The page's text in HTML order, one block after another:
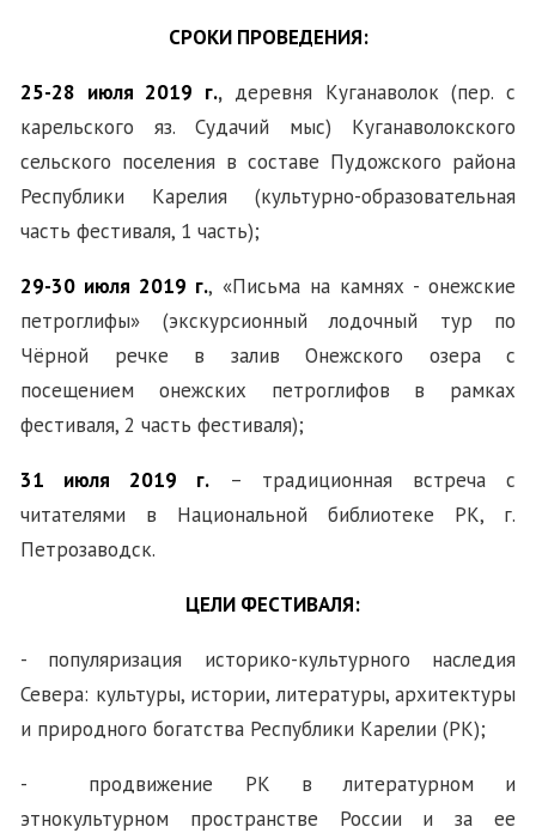
СРОКИ ПРОВЕДЕНИЯ:
25-28 июля 2019 г.,деревня Куганаволок (пер. с
карельского яз. Судачий мыс) Куганаволокского
сельского поселения в составе Пудожского района
Республики Карелия (культурно-образовательная
часть фестиваля, 1 часть);
29-30 июля 2019 г., «Письма на камнях - онежские
петроглифы» (экскурсионный лодочный тур по
Чёрной речке в залив Онежского озера с
посещением онежских петроглифов в рамках
фестиваля, 2 часть фестиваля);
31 июля 2019 г. – традиционная встреча с
читателями в Национальной библиотеке РК, г.
Петрозаводск.
ЦЕЛИ ФЕСТИВАЛЯ:
- популяризация историко-культурного наследия
Севера: культуры, истории, литературы, архитектуры
и природного богатства Республики Карелии (РК);
- продвижение РК в литературном и
этнокультурном пространстве России и за ее